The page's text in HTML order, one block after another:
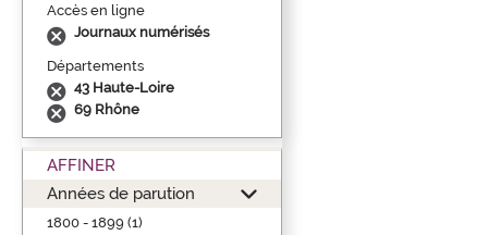
Accès en ligne
Journaux numérisés
Départements
43 Haute-Loire
69 Rhône
AFFINER
Années de parution
1800 - 1899 (1)